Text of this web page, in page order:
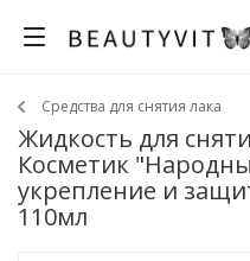
Средства для снятия лака
Жидкость для
Косметик
укрепление и
110мл